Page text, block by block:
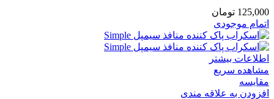
125,000 تومان
اتمام موجودی
اطلاعات بیشتر
مشاهده سریع
مقایسه
افزودن به علاقه مندی